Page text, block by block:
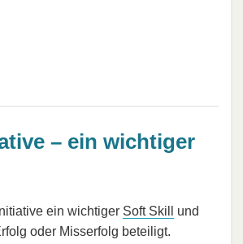
– ein wichtiger
ein wichtiger Soft Skill
und
oder Misserfolg beteiligt.